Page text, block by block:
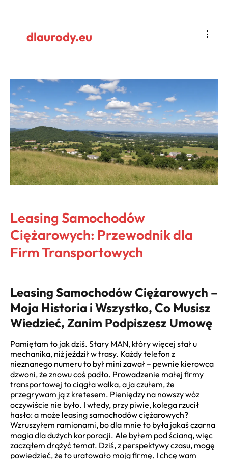
dlaurody.eu
Leasing Samochodów
Ciężarowych: Przewodnik dla
Firm Transportowych
Leasing Samochodów Ciężarowych –
Moja Historia i Wszystko, Co Musisz
Wiedzieć, Zanim Podpiszesz Umowę
Pamiętam to jak dziś. Stary MAN, który więcej stał u
mechanika, niż jeździł w trasy. Każdy telefon z
nieznanego numeru to był mini zawał – pewnie kierowca
dzwoni, że znowu coś padło. Prowadzenie małej firmy
transportowej to ciągła walka, a ja czułem, że
przegrywam ją z kretesem. Pieniędzy na nowszy wóz
oczywiście nie było. I wtedy, przy piwie, kolega rzucił
hasło: a może leasing samochodów ciężarowych?
Wzruszyłem ramionami, bo dla mnie to była jakaś czarna
magia dla dużych korporacji. Ale byłem pod ścianą, więc
zacząłem drążyć temat. Dziś, z perspektywy czasu, mogę
powiedzieć, że to uratowało moją firmę. I chcę wam